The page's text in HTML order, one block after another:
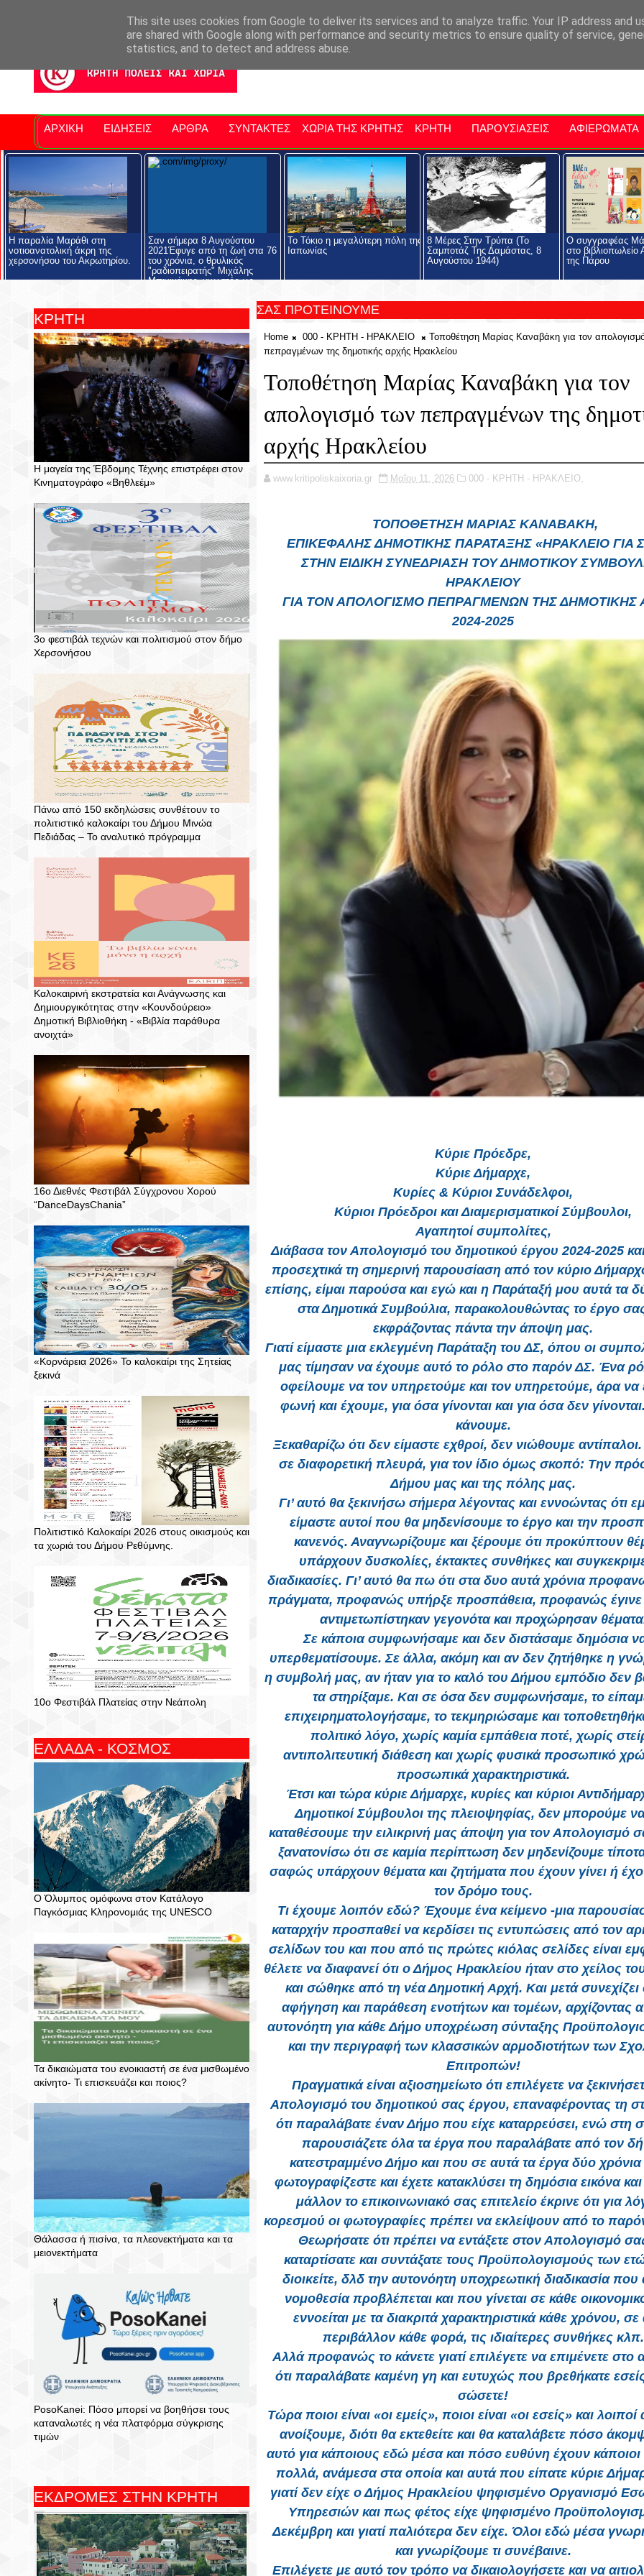
Νομός Λασιθίου Αγαπάμε Ρέθυμνο Επαρχία Μαλεβιζίου Εκδηλώσεις Στην Κρήτη Kriti Traveller
ΑΡΧΙΚΗ ΕΙΔΗΣΕΙΣ ΑΡΘΡΑ ΣΥΝΤΑΚΤΕΣ ΧΩΡΙΑ ΤΗΣ ΚΡΗΤΗΣ ΚΡΗΤΗ ΠΑΡΟΥΣΙΑΣΕΙΣ ΑΦΙΕΡΩΜΑΤΑ
Η παραλία Μαράθι στη
νοτιοανατολική άκρη της
χερσονήσου του Ακρωτηρίου.
Σαν σήμερα 8 Αυγούστου
2021Έφυγε από τη ζωή στα 76
του χρόνια, ο θρυλικός
"ραδιοπειρατής" Μιχάλης
Μπινιχάκης, γνωστός ως
Το Τόκιο η μεγαλύτερη πόλη της
Ιαπωνίας
8 Μέρες Στην Τρύπα (Το
Σαμποτάζ Της Δαμάστας, 8
Αυγούστου 1944)
Ο συγγραφέας
στο
της Πάρου
ΚΡΗΤΗ
Η μαγεία της Έβδομης Τέχνης επιστρέφει στον
Κινηματογράφο «Βηθλεέμ»
3ο φεστιβάλ τεχνών και πολιτισμού στον δήμο
Χερσονήσου
Πάνω από 150 εκδηλώσεις συνθέτουν το
πολιτιστικό καλοκαίρι του Δήμου Μινώα
Πεδιάδας – To αναλυτικό πρόγραμμα
Καλοκαιρινή εκστρατεία και Ανάγνωσης και
Δημιουργικότητας στην «Κουνδούρειο»
Δημοτική Βιβλιοθήκη - «Βιβλία παράθυρα
ανοιχτά»
16ο Διεθνές Φεστιβάλ Σύγχρονου Χορού
“DanceDaysChania”
«Κορνάρεια 2026» Το καλοκαίρι της Σητείας
ξεκινά
Πολιτιστικό Καλοκαίρι 2026 στους οικισμούς και
τα χωριά του Δήμου Ρεθύμνης.
10ο Φεστιβάλ Πλατείας στην Νεάπολη
ΕΛΛΑΔΑ - ΚΟΣΜΟΣ
Ο Όλυμπος ομόφωνα στον Κατάλογο
Παγκόσμιας Κληρονομιάς της UNESCO
Τα δικαιώματα του ενοικιαστή σε ένα μισθωμένο
ακίνητο- Τι επισκευάζει και ποιος?
Θάλασσα ή πισίνα, τα πλεονεκτήματα και τα
μειονεκτήματα
PosoKanei: Πόσο μπορεί να βοηθήσει τους
καταναλωτές η νέα πλατφόρμα σύγκρισης
τιμών
ΕΚΔΡΟΜΕΣ ΣΤΗΝ ΚΡΗΤΗ
ΣΑΣ ΠΡΟΤΕΙΝΟΥΜΕ
Home 000 - ΚΡΗΤΗ - ΗΡΑΚΛΕΙΟ
Τοποθέτηση Μαρίας Καναβάκη για τον
πεπραγμένων της δημοτικής αρχής Ηρακλείου
Τοποθέτηση Μαρίας Καναβάκη για τον
απολογισμό των πεπραγμένων της
αρχής Ηρακλείου
www.kritipoliskaixoria.gr Μαΐου 11, 2026 000 - ΚΡΗΤΗ - ΗΡΑΚΛΕΙΟ,
ΤΟΠΟΘΕΤΗΣΗ ΜΑΡΙΑΣ ΚΑΝΑΒΑΚΗ,
ΕΠΙΚΕΦΑΛΗΣ ΔΗΜΟΤΙΚΗΣ ΠΑΡΑΤΑΞΗΣ «ΗΡΑΚΛΕΙΟ ΓΙΑ
ΣΤΗΝ ΕΙΔΙΚΗ ΣΥΝΕΔΡΙΑΣΗ ΤΟΥ ΔΗΜΟΤΙΚΟΥ
ΗΡΑΚΛΕΙΟΥ
ΓΙΑ ΤΟΝ ΑΠΟΛΟΓΙΣΜΟ ΠΕΠΡΑΓΜΕΝΩΝ ΤΗΣ ΔΗΜΟΤΙΚΗΣ
2024-2025
Κύριε Πρόεδρε,
Κύριε Δήμαρχε,
Κυρίες & Κύριοι Συνάδελφοι,
Κύριοι Πρόεδροι και Διαμερισματικοί Σύμβουλοι,
Αγαπητοί συμπολίτες,
Διάβασα τον Απολογισμό του δημοτικού έργου 2024-2025
προσεχτικά τη σημερινή παρουσίαση από τον κύριο
επίσης, είμαι παρούσα και εγώ και η Παράταξή μου αυτά τα
στα Δημοτικά Συμβούλια, παρακολουθώντας το έργο
εκφράζοντας πάντα την άποψη μας.
Γιατί είμαστε μια εκλεγμένη Παράταξη του ΔΣ, όπου οι
μας τίμησαν να έχουμε αυτό το ρόλο στο παρόν ΔΣ. Ένα
οφείλουμε να τον υπηρετούμε και τον υπηρετούμε, άρα να
φωνή και έχουμε, για όσα γίνονται και για όσα δεν
κάνουμε.
Ξεκαθαρίζω ότι δεν είμαστε εχθροί, δεν νιώθουμε
σε διαφορετική πλευρά, για τον ίδιο όμως σκοπό: Την
Δήμου μας και της πόλης μας.
Γι’ αυτό θα ξεκινήσω σήμερα λέγοντας και εννοώντας ότι
είμαστε αυτοί που θα μηδενίσουμε το έργο και την
κανενός. Αναγνωρίζουμε και ξέρουμε ότι προκύπτουν
υπάρχουν δυσκολίες, έκτακτες συνθήκες και
διαδικασίες. Γι’ αυτό θα πω ότι στα δυο αυτά χρόνια
πράγματα, προφανώς υπήρξε προσπάθεια, προφανώς έγινε
αντιμετωπίστηκαν γεγονότα και προχώρησαν
Σε κάποια συμφωνήσαμε και δεν διστάσαμε δημόσια
υπερθεματίσουμε. Σε άλλα, ακόμη και αν δεν ζητήθηκε η
η συμβολή μας, αν ήταν για το καλό του Δήμου εμπόδιο δεν
τα στηρίξαμε. Και σε όσα δεν συμφωνήσαμε, το
επιχειρηματολογήσαμε, το τεκμηριώσαμε και
πολιτικό λόγο, χωρίς καμία εμπάθεια ποτέ, χωρίς
αντιπολιτευτική διάθεση και χωρίς φυσικά προσωπικό
προσωπικά χαρακτηριστικά.
Έτσι και τώρα κύριε Δήμαρχε, κυρίες και κύριοι
Δημοτικοί Σύμβουλοι της πλειοψηφίας, δεν μπορούμε
καταθέσουμε την ειλικρινή μας άποψη για τον Απολογισμό
ξανατονίσω ότι σε καμία περίπτωση δεν μηδενίζουμε τίποτα
σαφώς υπάρχουν θέματα και ζητήματα που έχουν γίνει ή
τον δρόμο τους.
Τι έχουμε λοιπόν εδώ? Έχουμε ένα κείμενο -μια
καταρχήν προσπαθεί να κερδίσει τις εντυπώσεις από τον
σελίδων του και που από τις πρώτες κιόλας σελίδες είναι
θέλετε να διαφανεί ότι ο Δήμος Ηρακλείου ήταν στο χείλος
και σώθηκε από τη νέα Δημοτική Αρχή. Και μετά συνεχίζει
αφήγηση και παράθεση ενοτήτων και τομέων, αρχίζοντας
αυτονόητη για κάθε Δήμο υποχρέωση σύνταξης
και την περιγραφή των κλασσικών αρμοδιοτήτων των
Επιτροπών!
Πραγματικά είναι αξιοσημείωτο ότι επιλέγετε να
Απολογισμό του δημοτικού σας έργου, επαναφέροντας τη
ότι παραλάβατε έναν Δήμο που είχε καταρρεύσει, ενώ στη
παρουσιάζετε όλα τα έργα που παραλάβατε από τον
κατεστραμμένο Δήμο και που σε αυτά τα έργα δύο
φωτογραφίζεστε και έχετε κατακλύσει τη δημόσια εικόνα και
μάλλον το επικοινωνιακό σας επιτελείο έκρινε ότι για
κορεσμού οι φωτογραφίες πρέπει να εκλείψουν από το
Θεωρήσατε ότι πρέπει να εντάξετε στον Απολογισμό
καταρτίσατε και συντάξατε τους Προϋπολογισμούς των
διοικείτε, δλδ την αυτονόητη υποχρεωτική διαδικασία
νομοθεσία προβλέπεται και που γίνεται σε κάθε
εννοείται με τα διακριτά χαρακτηριστικά κάθε χρόνου,
περιβάλλον κάθε φορά, τις ιδιαίτερες συνθήκες κλπ.
Αλλά προφανώς το κάνετε γιατί επιλέγετε να επιμένετε στο
ότι παραλάβατε καμένη γη και ευτυχώς που βρεθήκατε
σώσετε!
Τώρα ποιοι είναι «οι εμείς», ποιοι είναι «οι εσείς» και
ανοίξουμε, διότι θα εκτεθείτε και θα καταλάβετε πόσο
αυτό για κάποιους εδώ μέσα και πόσο ευθύνη έχουν κάποιοι
πολλά, ανάμεσα στα οποία και αυτά που είπατε κύριε
γιατί δεν είχε ο Δήμος Ηρακλείου ψηφισμένο Οργανισμό
Υπηρεσιών και πως φέτος είχε ψηφισμένο
Δεκέμβρη και γιατί παλιότερα δεν είχε. Όλοι εδώ μέσα
και γνωρίζουμε τι συνέβαινε.
Επιλέγετε με αυτό τον τρόπο να δικαιολογήσετε και να
This site uses cookies from Google to deliver its services and to analyze traffic. Your IP address and
are shared with Google along with performance and security metrics to ensure quality of service,
statistics, and to detect and address abuse.